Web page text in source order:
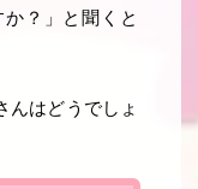
？」と聞くと
んはどうでしょ